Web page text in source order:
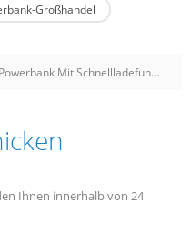
Großhandel
Lito LP11 Hochleistungs-Powerbank Mit Schnellladefunktion, 10000 MAh, Schlankes Design
Ihnen innerhalb von 24